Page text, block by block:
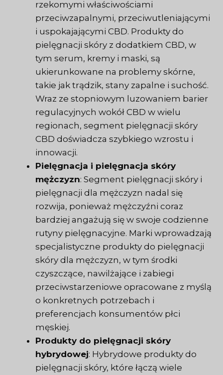
rzekomymi właściwościami
przeciwzapalnymi, przeciwutleniającymi
i uspokajającymi CBD. Produkty do
pielęgnacji skóry z dodatkiem CBD, w
tym serum, kremy i maski, są
ukierunkowane na problemy skórne,
takie jak trądzik, stany zapalne i suchość.
Wraz ze stopniowym luzowaniem barier
regulacyjnych wokół CBD w wielu
regionach, segment pielęgnacji skóry
CBD doświadcza szybkiego wzrostu i
innowacji.
Pielęgnacja i pielęgnacja skóry
mężczyzn: Segment pielęgnacji skóry i
pielęgnacji dla mężczyzn nadal się
rozwija, ponieważ mężczyźni coraz
bardziej angażują się w swoje codzienne
rutyny pielęgnacyjne. Marki wprowadzają
specjalistyczne produkty do pielęgnacji
skóry dla mężczyzn, w tym środki
czyszczące, nawilżające i zabiegi
przeciwstarzeniowe opracowane z myślą
o konkretnych potrzebach i
preferencjach konsumentów płci
męskiej.
Produkty do pielęgnacji skóry
hybrydowej: Hybrydowe produkty do
pielęgnacji skóry, które łączą wiele